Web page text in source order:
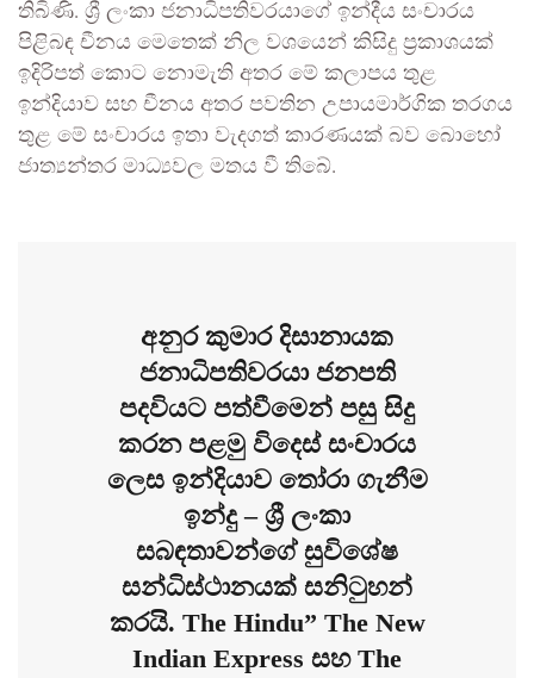
තිබිණි. ශ්‍රී ලංකා ජනාධිපතිවරයාගේ ඉන්දීය සංචාරය
පිළිබඳ චීනය මෙතෙක් නිල වශයෙන් කිසිදු ප්‍රකාශයක්
ඉදිරිපත් කොට නොමැති අතර මේ කලාපය තුළ
ඉන්දියාව සහ චීනය අතර පවතින උපායමාර්ගික තරගය
තුළ මේ සංචාරය ඉතා වැදගත් කාරණයක් බව බොහෝ
ජාත්‍යන්තර මාධ්‍යවල මතය වී තිබේ.
අනුර කුමාර දිසානායක
ජනාධිපතිවරයා ජනපති
පදවියට පත්වීමෙන් පසු සිදු
කරන පළමු විදෙස් සංචාරය
ලෙස ඉන්දියාව තෝරා ගැනීම
ඉන්දු – ශ්‍රී ලංකා
සබඳතාවන්ගේ සුවිශේෂ
සන්ධිස්ථානයක් සනිටුහන්
කරයි. The Hindu” The New
Indian Express සහ The